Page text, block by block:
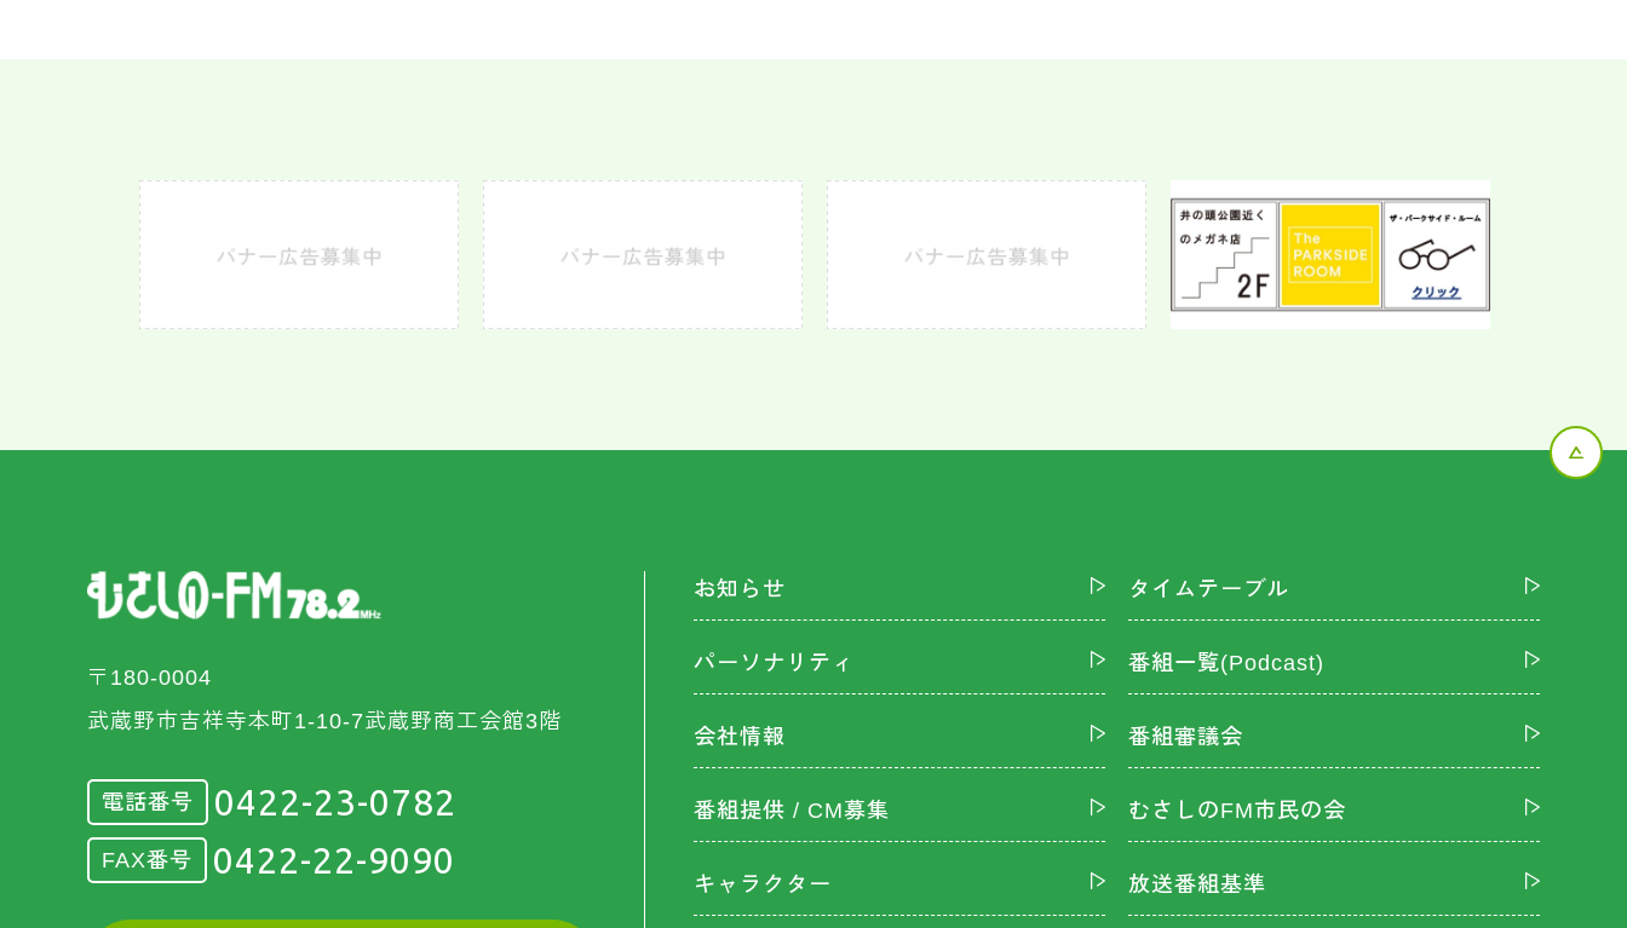
〒180-0004
武蔵野市吉祥寺本町1-10-7武蔵野商工会館3階
電話番号 0422-23-0782
FAX番号 0422-22-9090
お知らせ タイムテーブル
パーソナリティ 番組一覧(Podcast)
会社情報 番組審議会
番組提供 / CM募集 むさしのFM市民の会
キャラクター 放送番組基準